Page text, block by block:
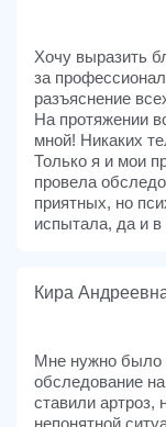
Хочу выразить
за
разъяснение
На протяжении
мной! Никаких
Только я и мои
провела
приятных, но
испытала, да и
Кира
Мне нужно было
обследование
ставили артроз,